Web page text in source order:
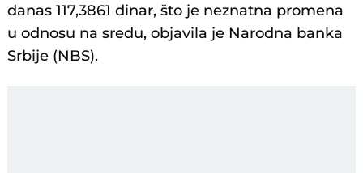
danas 117,3861 dinar, što je neznatna promena
u odnosu na sredu, objavila je Narodna banka
Srbije (NBS).